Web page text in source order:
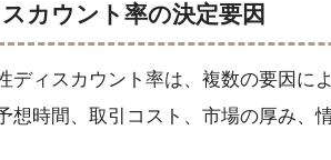
カウント率の決定要因
ディスカウント率は、複数の要因に
想時間、取引コスト、市場の厚み、